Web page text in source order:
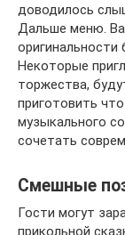
доводилось
Дальше меню.
оригинальности
Некоторые
торжества,
приготовить
музыкального
сочетать
Смешные
Гости могут
прикольной